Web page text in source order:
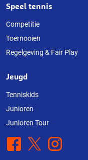
Speel tennis
Competitie
Toernooien
Regelgeving & Fair Play
Jeugd
Tenniskids
Junioren
Junioren Tour
Facebook
X Instagram